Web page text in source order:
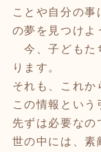
ことや自分の
の夢を見つけよ
今、子どもた
ります。
それも、これか
この情報という
先ずは必要なの
世の中には、素